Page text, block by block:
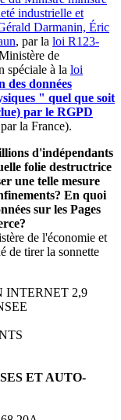
industrielle et
Darmanin, Éric
, par la loi R123-
de
spéciale à la loi
des données
" quel que soit
par le RGPD
la France).
d'indépendants
folie destructrice
une telle mesure
En quoi
sur les Pages
de l'économie et
de tirer la sonnette
INTERNET 2,9
ET AUTO-